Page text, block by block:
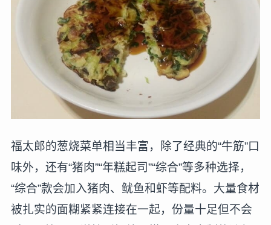
福太郎的葱烧菜单相当丰富，除了经典的“牛筋”口
味外，还有“猪肉”“年糕起司”“综合”等多种选择，
“综合”款会加入猪肉、鱿鱼和虾等配料。大量食材
被扎实的面糊紧紧连接在一起，份量十足但不会